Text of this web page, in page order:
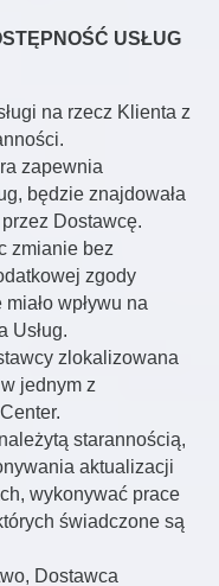
USŁUG
na rzecz Klienta z
zapewnia
będzie znajdowała
Dostawcę.
zmianie bez
zgody
wpływu na
Usług.
zlokalizowana
jednym z
starannością,
aktualizacji
wykonywać prace
świadczone są
Dostawca